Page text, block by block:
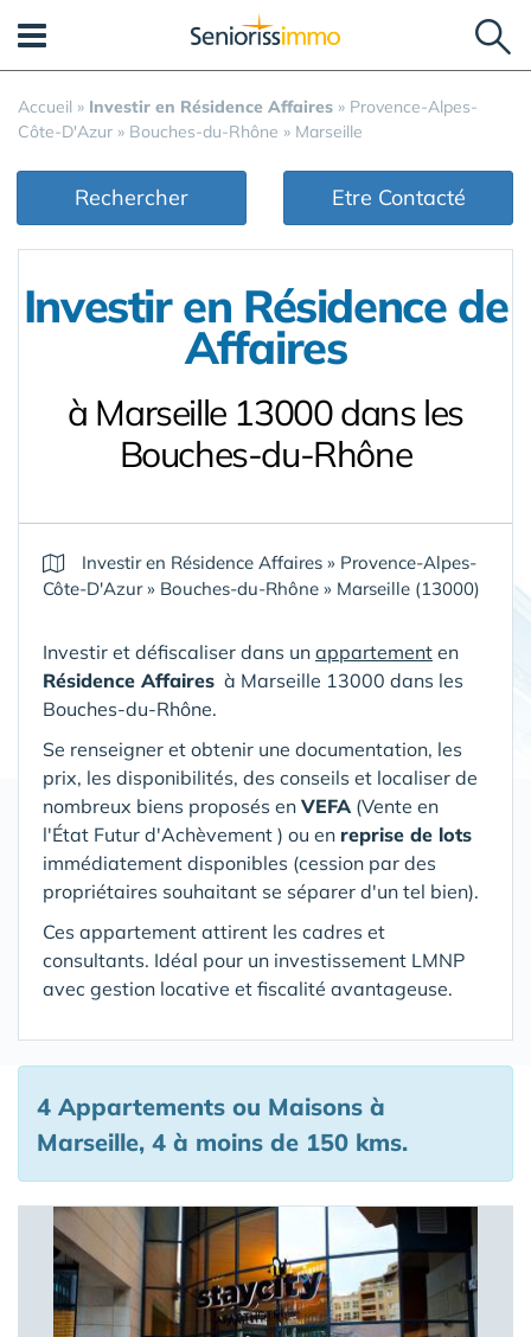
Accueil » Investir en Résidence Affaires » Provence-Alpes-
Côte-D'Azur » Bouches-du-Rhône » Marseille
Rechercher Etre Contacté
Investir en Résidence de
Affaires
à Marseille 13000 dans les
Bouches-du-Rhône
Investir en Résidence Affaires » Provence-Alpes-
Côte-D'Azur» Bouches-du-Rhône » Marseille (13000)
Investir et défiscaliser dans un appartement en
Résidence Affaires à Marseille 13000 dans les
Bouches-du-Rhône.
Se renseigner et obtenir une documentation, les
prix, les disponibilités, des conseils et localiser de
nombreux biens proposés en VEFA (Vente en
l'État Futur d'Achèvement ) ou en reprise de lots
immédiatement disponibles (cession par des
propriétaires souhaitant se séparer d'un tel bien).
Ces appartement attirent les cadres et
consultants. Idéal pour un investissement LMNP
avec gestion locative et fiscalité avantageuse.
4 Appartements ou Maisons à
Marseille, 4 à moins de 150 kms.